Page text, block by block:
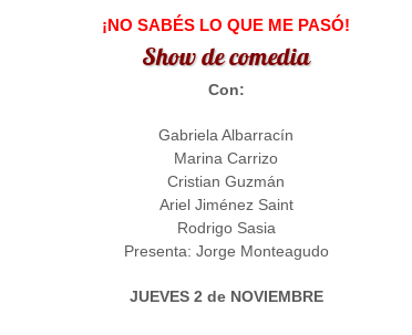
¡NO SABÉS LO QUE ME PASÓ!
Show de comedia
Con:
Gabriela Albarracín
Marina Carrizo
Cristian Guzmán
Ariel Jiménez Saint
Rodrigo Sasia
Presenta: Jorge Monteagudo
JUEVES 2 de NOVIEMBRE